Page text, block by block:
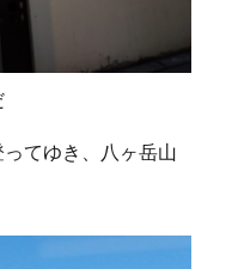
てゆき、八ヶ岳山